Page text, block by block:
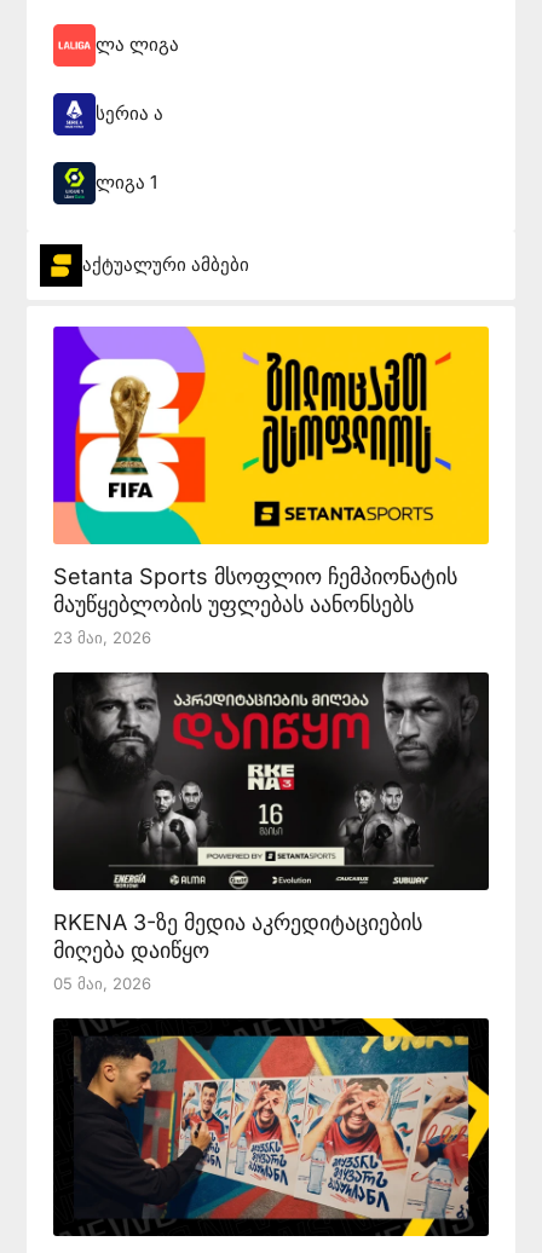
ლა ლიგა
სერია ა
ლიგა 1
აქტუალური ამბები
Setanta Sports მსოფლიო ჩემპიონატის
მაუწყებლობის უფლებას აანონსებს
23 Მაი, 2026
RKENA 3-ზე მედია აკრედიტაციების
მიღება დაიწყო
05 Მაი, 2026